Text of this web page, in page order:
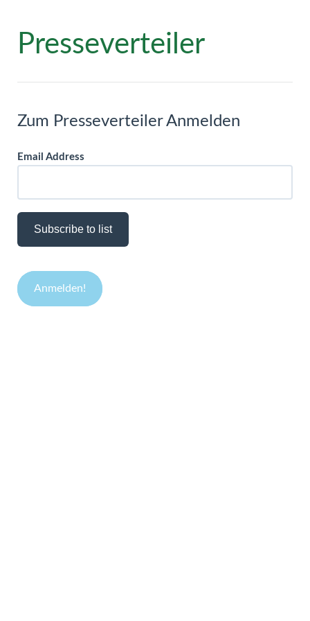
Presseverteiler
Zum Presseverteiler Anmelden
Email Address
Subscribe to list
Anmelden!